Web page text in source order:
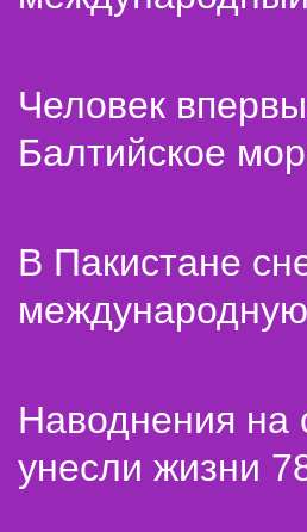
Человек
Балтийское
В Пакистане
Наводнения на
унесли жизни